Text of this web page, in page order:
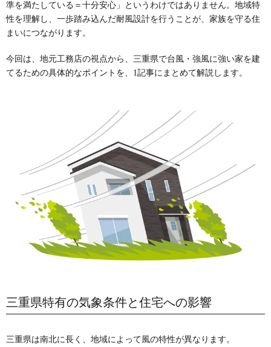
準を満たしている＝十分安心」というわけではありません。地域特
性を理解し、一歩踏み込んだ耐風設計を行うことが、家族を守る住
まいにつながります。
今回は、地元工務店の視点から、三重県で台風・強風に強い家を建
てるための具体的なポイントを、1記事にまとめて解説します。
三重県特有の気象条件と住宅への影響
三重県は南北に長く、地域によって風の特性が異なります。